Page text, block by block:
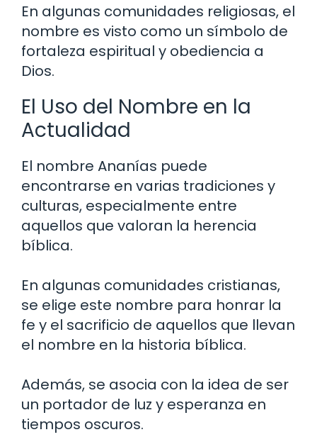
En algunas comunidades religiosas, el
nombre es visto como un símbolo de
fortaleza espiritual y obediencia a
Dios.
El Uso del Nombre en la
Actualidad
El nombre Ananías puede
encontrarse en varias tradiciones y
culturas, especialmente entre
aquellos que valoran la herencia
bíblica.
En algunas comunidades cristianas,
se elige este nombre para honrar la
fe y el sacrificio de aquellos que llevan
el nombre en la historia bíblica.
Además, se asocia con la idea de ser
un portador de luz y esperanza en
tiempos oscuros.